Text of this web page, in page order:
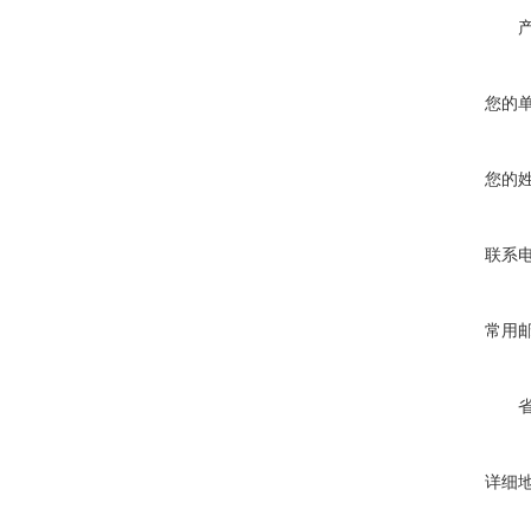
您的
您的
联系
常用
详细